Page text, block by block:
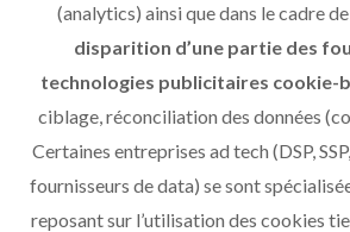
(analytics) ainsi que dans le cadre
disparition d’une partie des
technologies publicitaires cookie-
ciblage, réconciliation des données
Certaines entreprises ad tech (DSP,
fournisseurs de data) se sont
reposant sur l’utilisation des cookies